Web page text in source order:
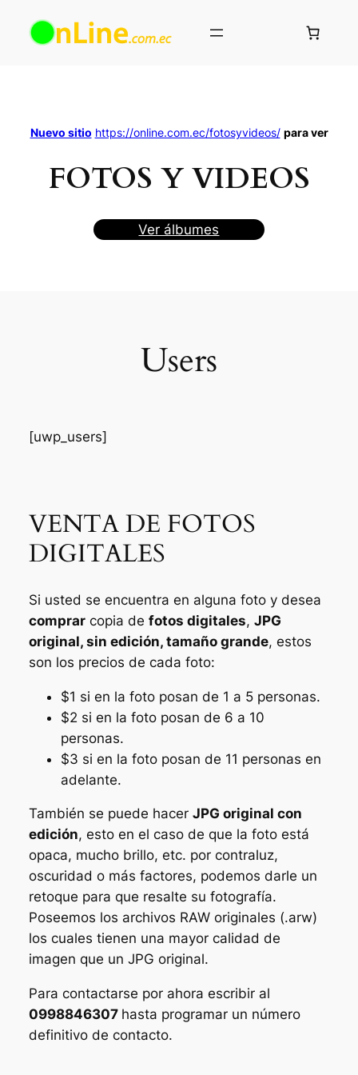
Nuevo sitio https://online.com.ec/fotosyvideos/ para ver
FOTOS Y VIDEOS
Ver álbumes
Users
[uwp_users]
VENTA DE FOTOS
DIGITALES
Si usted se encuentra en alguna foto y desea
comprarcopia de fotos digitales, JPG
original, sin edición, tamaño grande, estos
son los precios de cada foto:
$1 si en la foto posan de 1 a 5 personas.
$2 si en la foto posan de 6 a 10
personas.
$3 si en la foto posan de 11 personas en
adelante.
También se puede hacer JPG original con
edición, esto en el caso de que la foto está
opaca, mucho brillo, etc. por contraluz,
oscuridad o más factores, podemos darle un
retoque para que resalte su fotografía.
Poseemos los archivos RAW originales (.arw)
los cuales tienen una mayor calidad de
imagen que un JPG original.
Para contactarse por ahora escribir al
0998846307 hasta programar un número
definitivo de contacto.